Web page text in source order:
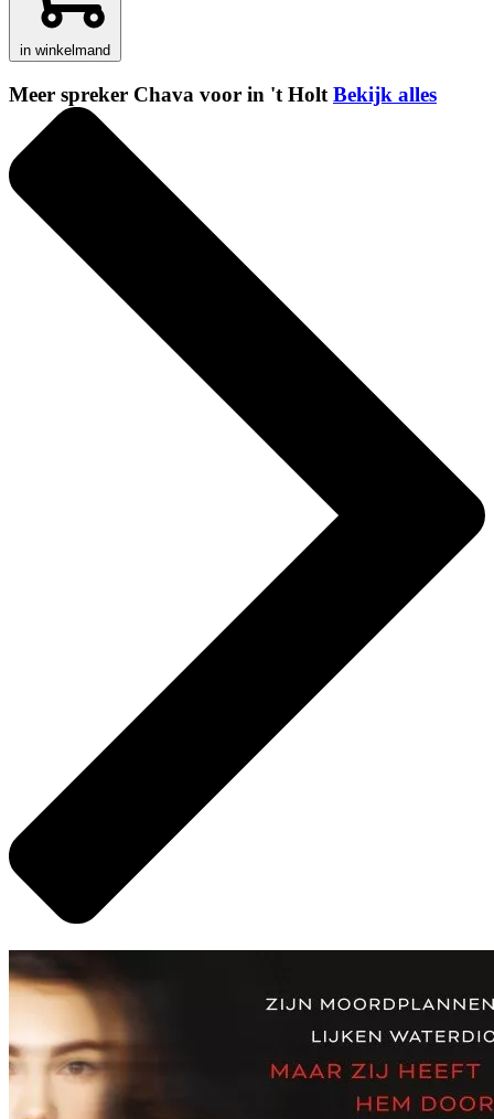
in winkelmand
Meer spreker Chava voor in 't Holt Bekijk alles